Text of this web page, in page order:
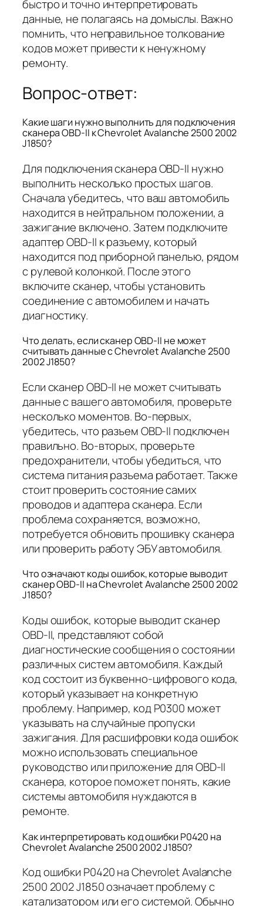
быстро и точно интерпретировать
данные, не полагаясь на домыслы. Важно
помнить, что неправильное толкование
кодов может привести к ненужному
ремонту.
Вопрос-ответ:
Какие шаги нужно выполнить для подключения
сканера OBD-II к Chevrolet Avalanche 2500 2002
J1850?
Для подключения сканера OBD-II нужно
выполнить несколько простых шагов.
Сначала убедитесь, что ваш автомобиль
находится в нейтральном положении, а
зажигание включено. Затем подключите
адаптер OBD-II к разъему, который
находится под приборной панелью, рядом
с рулевой колонкой. После этого
включите сканер, чтобы установить
соединение с автомобилем и начать
диагностику.
Что делать, если сканер OBD-II не может
считывать данные с Chevrolet Avalanche 2500
2002 J1850?
Если сканер OBD-II не может считывать
данные с вашего автомобиля, проверьте
несколько моментов. Во-первых,
убедитесь, что разъем OBD-II подключен
правильно. Во-вторых, проверьте
предохранители, чтобы убедиться, что
система питания разъема работает. Также
стоит проверить состояние самих
проводов и адаптера сканера. Если
проблема сохраняется, возможно,
потребуется обновить прошивку сканера
или проверить работу ЭБУ автомобиля.
Что означают коды ошибок, которые выводит
сканер OBD-II на Chevrolet Avalanche 2500 2002
J1850?
Коды ошибок, которые выводит сканер
OBD-II, представляют собой
диагностические сообщения о состоянии
различных систем автомобиля. Каждый
код состоит из буквенно-цифрового кода,
который указывает на конкретную
проблему. Например, код P0300 может
указывать на случайные пропуски
зажигания. Для расшифровки кода ошибок
можно использовать специальное
руководство или приложение для OBD-II
сканера, которое поможет понять, какие
системы автомобиля нуждаются в
ремонте.
Как интерпретировать код ошибки P0420 на
Chevrolet Avalanche 2500 2002 J1850?
Код ошибки P0420 на Chevrolet Avalanche
2500 2002 J1850 означает проблему с
катализатором или его системой. Обычно